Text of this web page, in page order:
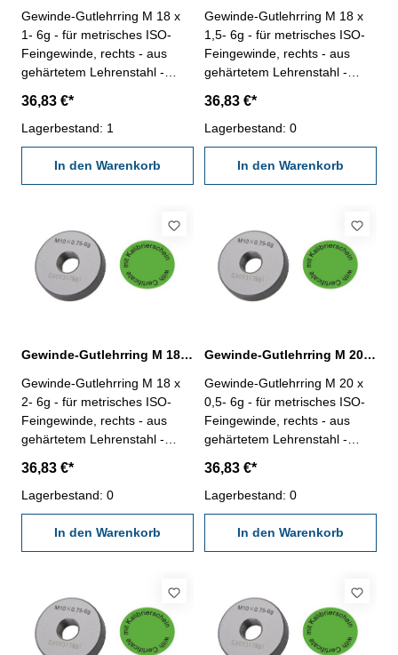
Gewinde-Gutlehrring M 18 x
1- 6g - für metrisches ISO-
Feingewinde, rechts - aus
gehärtetem Lehrenstahl -
Kalibrierschein nach
VDI/VDE/DGQ 2618/4.8
Abmessung: M 18 x 1
36,83 €*
Lagerbestand: 1
In den Warenkorb
Gewinde-Gutlehrring M 18 x
1,5- 6g - für metrisches ISO-
Feingewinde, rechts - aus
gehärtetem Lehrenstahl -
Kalibrierschein nach
VDI/VDE/DGQ 2618/4.8
Abmessung: M 18 x 1,5
36,83 €*
Lagerbestand: 0
In den Warenkorb
Gewinde-Gutlehrring M 18 x 2- 6g DIN 13
Gewinde-Gutlehrring M 18 x
2- 6g - für metrisches ISO-
Feingewinde, rechts - aus
gehärtetem Lehrenstahl -
Kalibrierschein nach
VDI/VDE/DGQ 2618/4.8
Abmessung: M 18 x 2
36,83 €*
Lagerbestand: 0
In den Warenkorb
Gewinde-Gutlehrring M 20 x 0,5- 6g DIN 13
Gewinde-Gutlehrring M 20 x
0,5- 6g - für metrisches ISO-
Feingewinde, rechts - aus
gehärtetem Lehrenstahl -
Kalibrierschein nach
VDI/VDE/DGQ 2618/4.8
Abmessung: M 20 x 0,5
36,83 €*
Lagerbestand: 0
In den Warenkorb